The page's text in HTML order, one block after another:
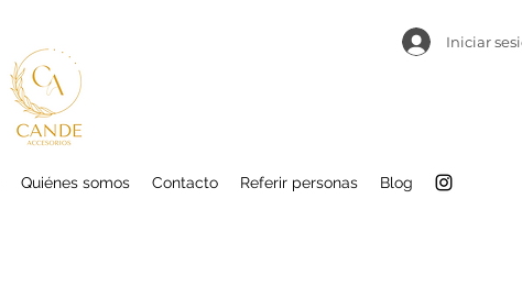
Iniciar
Quiénes somos Contacto Referir personas Blog